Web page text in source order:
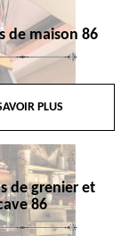
de maison 86
PLUS
de grenier et
86